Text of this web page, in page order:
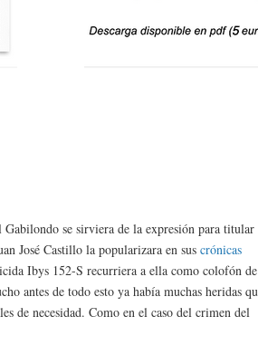
Gabilondo se sirviera de la expresión para titular
José Castillo la popularizara en suscrónicas
Ibys 152-S recurriera a ella como colofón de
antes de todo esto ya había muchas heridas
de necesidad. Como en el caso del crimen del